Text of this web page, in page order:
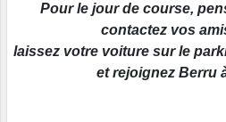
Pour le jour de course,
contactez vos
laissez votre voiture sur le
et rejoignez Berru